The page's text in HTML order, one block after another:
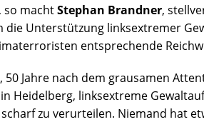
so machtStephan Brandner,
die Unterstützung linksextremer
entsprechende
50 Jahre nach dem grausamen
Heidelberg, linksextreme
zu verurteilen. Niemand hat